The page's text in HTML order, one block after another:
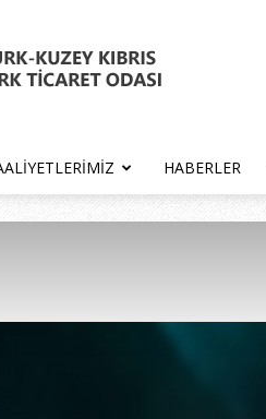
HABERLER